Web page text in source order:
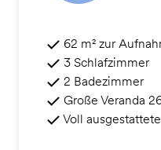
62 m² zur
3 Schlafzimmer
2 Badezimmer
Große Veranda
Voll